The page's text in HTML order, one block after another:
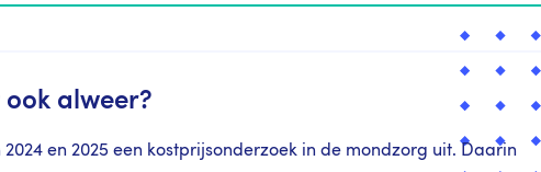
alweer?
2024 en 2025 een kostprijsonderzoek in de mondzorg uit. Daarin